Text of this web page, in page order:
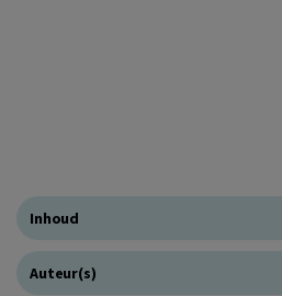
Inhoud
Auteur(s)